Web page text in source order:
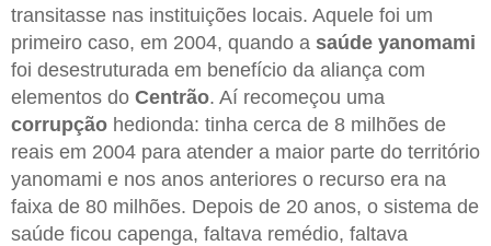
transitasse nas instituições locais. Aquele foi um
primeiro caso, em 2004, quando a saúde yanomami
foi desestruturada em benefício da aliança com
elementos do Centrão. Aí recomeçou uma
corrupção hedionda: tinha cerca de 8 milhões de
reais em 2004 para atender a maior parte do território
yanomami e nos anos anteriores o recurso era na
faixa de 80 milhões. Depois de 20 anos, o sistema de
saúde ficou capenga, faltava remédio, faltava